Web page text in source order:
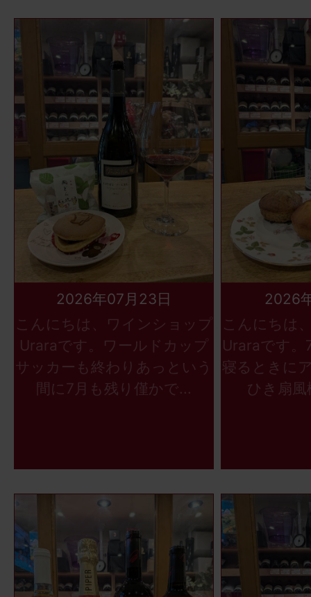
2026年07月23日
こんにちは、ワインショップ
Uraraです。ワールドカップ
サッカーも終わりあっという
間に7月も残り僅かで...
2026
こんにちは
Uraraです。
寝るときに
ひき扇